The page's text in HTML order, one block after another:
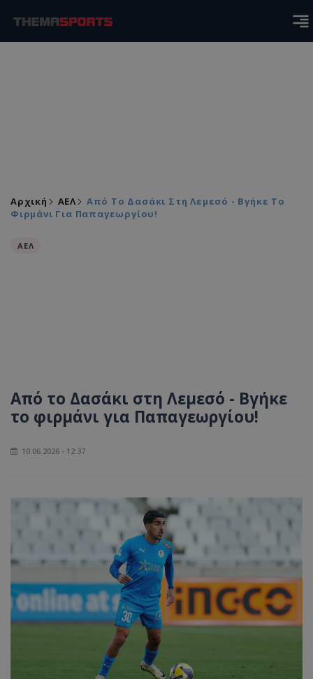
Αρχική ΑΕΛ
Από Το Δασάκι Στη Λεμεσό - Βγήκε Το
Φιρμάνι Για Παπαγεωργίου!
ΑΕΛ
Από το Δασάκι στη Λεμεσό - Βγήκε
το φιρμάνι για Παπαγεωργίου!
10.06.2026 - 12:37